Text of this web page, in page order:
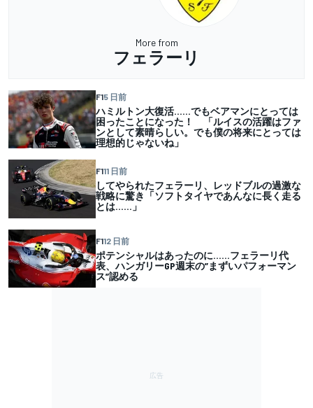
More from
フェラーリ
F15 日前
ハミルトン大復活……でもベアマンにとっては
困ったことになった！ 「ルイスの活躍はファ
ンとして素晴らしい。でも僕の将来にとっては
理想的じゃないね」
F111 日前
してやられたフェラーリ、レッドブルの過激な
戦略に驚き「ソフトタイヤであんなに長く走る
とは……」
F112 日前
ポテンシャルはあったのに……フェラーリ代
表、ハンガリーGP週末の”まずいパフォーマン
ス”認める